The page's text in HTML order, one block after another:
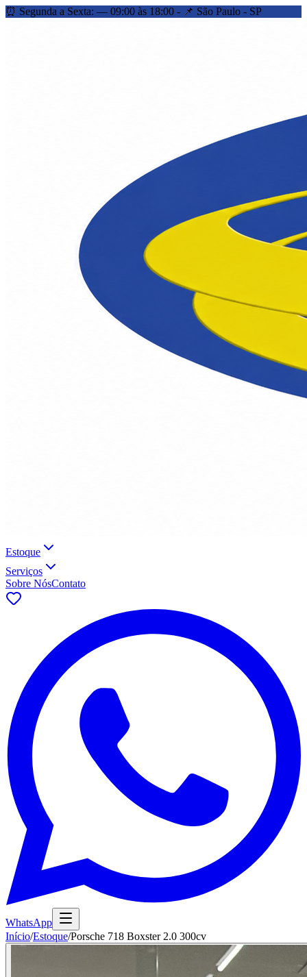
⏰ Segunda a Sexta: — 09:00 às 18:00 - 📌 São Paulo - SP
Estoque
Serviços
Sobre NósContato
WhatsApp
Início/Estoque/Porsche 718 Boxster 2.0 300cv